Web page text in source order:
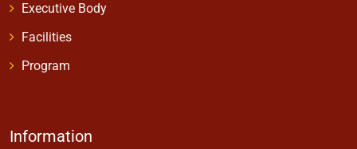
Executive Body
Facilities
Program
Information